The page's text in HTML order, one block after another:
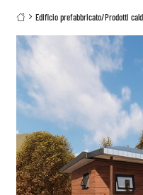
 Edificio prefabbricato/Prodotti